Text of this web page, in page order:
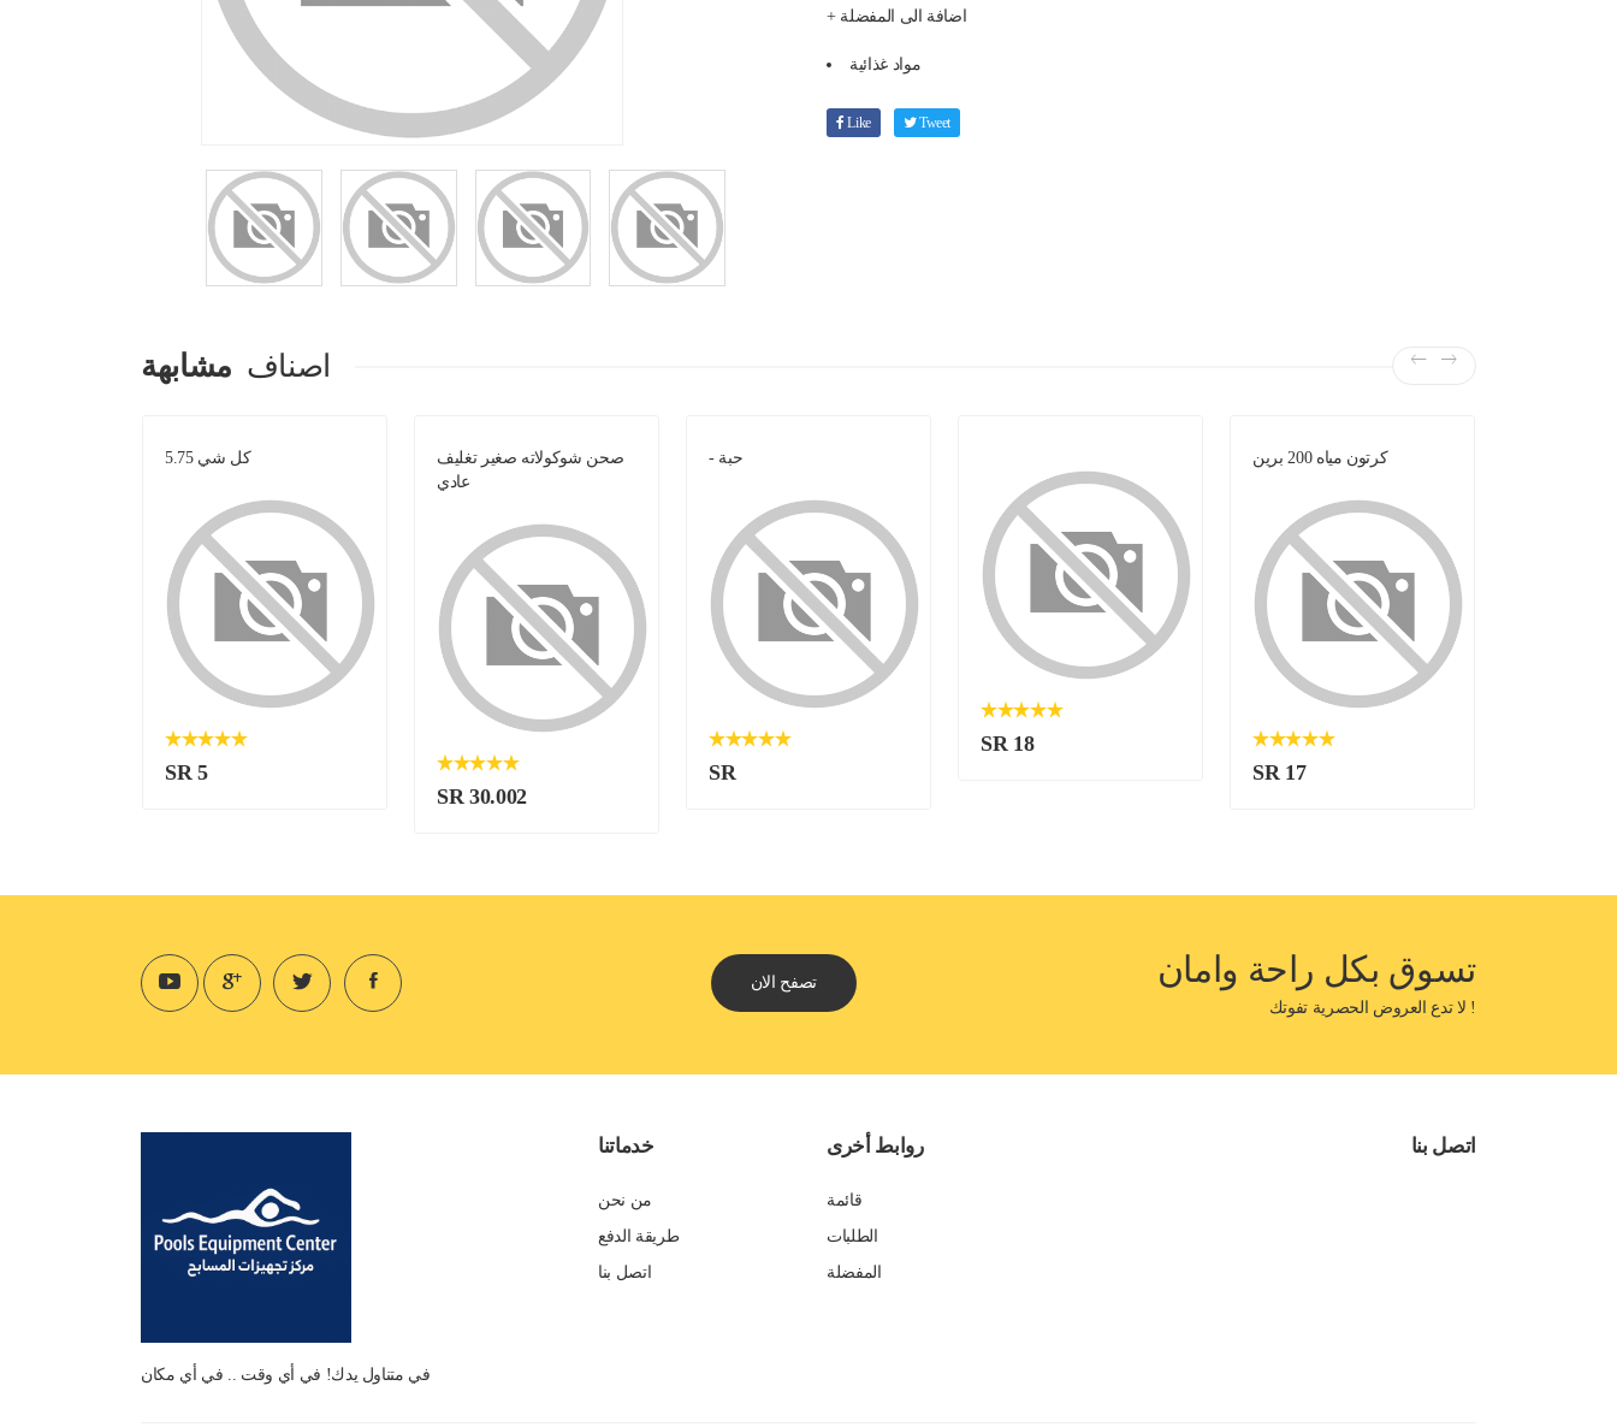
+ اضافة الى المفضلة
مواد غذائية
Like Tweet
اصناف مشابهة
كل شي 5.75
SR 5
صحن شوكولاته صغير تغليف
عادي
SR 30.002
- حبة
SR
SR 18
كرتون مياه 200 برين
SR 17
تسوق بكل راحة وامان
! لا تدع العروض الحصرية تفوتك
تصفح الان
في متناول يدك! في أي وقت .. في أي مكان
خدماتنا
من نحن
طريقة الدفع
اتصل بنا
روابط أخرى
قائمة
الطلبات
المفضلة
اتصل بنا